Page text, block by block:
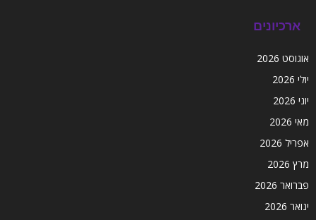
ארכיונים
אוגוסט 2026
יולי 2026
יוני 2026
מאי 2026
אפריל 2026
מרץ 2026
פברואר 2026
ינואר 2026